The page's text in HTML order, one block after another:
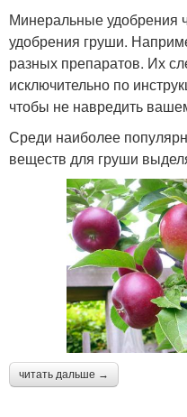
Минеральные удобрения
удобрения груши.
разных препаратов. Их
исключительно по
чтобы не навредить
Среди наиболее
веществ для груши
читать дальше →